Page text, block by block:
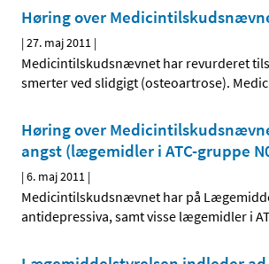
Høring over
|27. maj 2011 |
Medicintilskudsnævnet har revurderet
smerter ved slidgigt (osteoartrose).
Høring over
angst (lægemidler i ATC-gruppe
|6. maj 2011 |
Medicintilskudsnævnet har på
antidepressiva, samt visse lægemidler i